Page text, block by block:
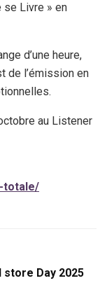
se Livre » en
d’une heure,
de l’émission en
au Listener
totale/
store Day 2025